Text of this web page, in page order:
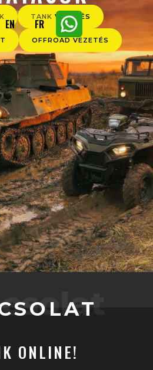
EN FR
TANK VEZETÉS
OFFROAD VEZETÉS
ONLINE!